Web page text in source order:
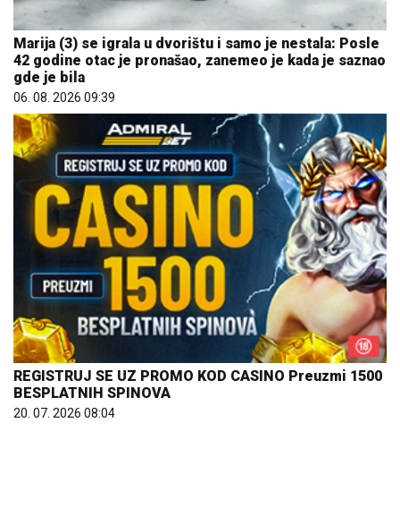
Marija (3) se igrala u dvorištu i samo je nestala: Posle
42 godine otac je pronašao, zanemeo je kada je saznao
gde je bila
06. 08. 2026 09:39
REGISTRUJ SE UZ PROMO KOD CASINO Preuzmi 1500
BESPLATNIH SPINOVA
20. 07. 2026 08:04